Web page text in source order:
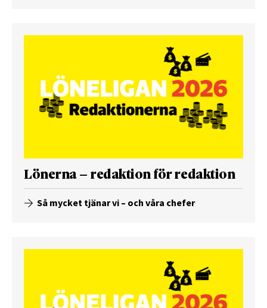
Lönerna – redaktion för redaktion
Så mycket tjänar vi – och våra chefer